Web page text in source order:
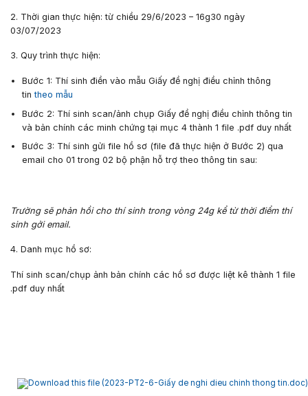
2. Thời gian thực hiện: từ chiều 29/6/2023 – 16g30 ngày
03/07/2023
3. Quy trình thực hiện:
Bước 1: Thí sinh điền vào mẫu Giấy đề nghị điều chỉnh thông
tintheo mẫu
Bước 2: Thí sinh scan/ảnh chụp Giấy đề nghị điều chỉnh thông tin
và bản chính các minh chứng tại mục 4 thành 1 file .pdfduy nhất
Bước 3: Thí sinh gửi file hồ sơ (file đã thực hiện ở Bước 2) qua
email cho 01 trong 02 bộ phận hỗ trợ theo thông tin sau:
Trường sẽ phản hồi cho thí sinh trong vòng 24g kể từ thời điểm thí
sinh gởi email.
4. Danh mục hồ sơ:
Thí sinh scan/chụp ảnh bản chính các hồ sơ được liệt kê thành 1 file
.pdf duy nhất